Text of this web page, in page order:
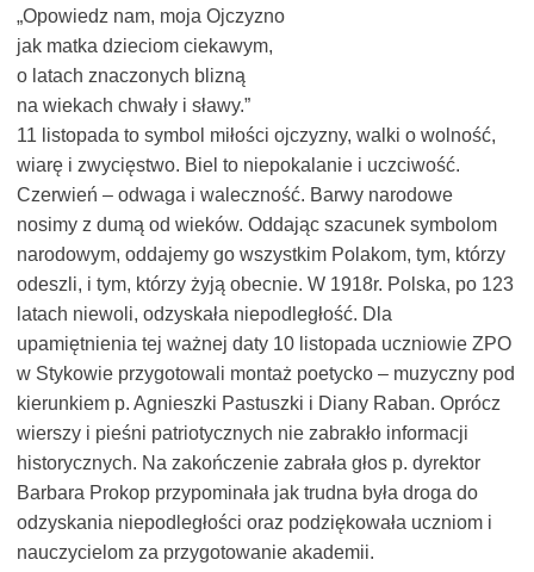
„Opowiedz nam, moja Ojczyzno
jak matka dzieciom ciekawym,
o latach znaczonych blizną
na wiekach chwały i sławy.”
11 listopada to symbol miłości ojczyzny, walki o wolność,
wiarę i zwycięstwo. Biel to niepokalanie i uczciwość.
Czerwień – odwaga i waleczność. Barwy narodowe
nosimy z dumą od wieków. Oddając szacunek symbolom
narodowym, oddajemy go wszystkim Polakom, tym, którzy
odeszli, i tym, którzy żyją obecnie. W 1918r. Polska, po 123
latach niewoli, odzyskała niepodległość. Dla
upamiętnienia tej ważnej daty 10 listopada uczniowie ZPO
w Stykowie przygotowali montaż poetycko – muzyczny pod
kierunkiem p. Agnieszki Pastuszki i Diany Raban. Oprócz
wierszy i pieśni patriotycznych nie zabrakło informacji
historycznych. Na zakończenie zabrała głos p. dyrektor
Barbara Prokop przypominała jak trudna była droga do
odzyskania niepodległości oraz podziękowała uczniom i
nauczycielom za przygotowanie akademii.